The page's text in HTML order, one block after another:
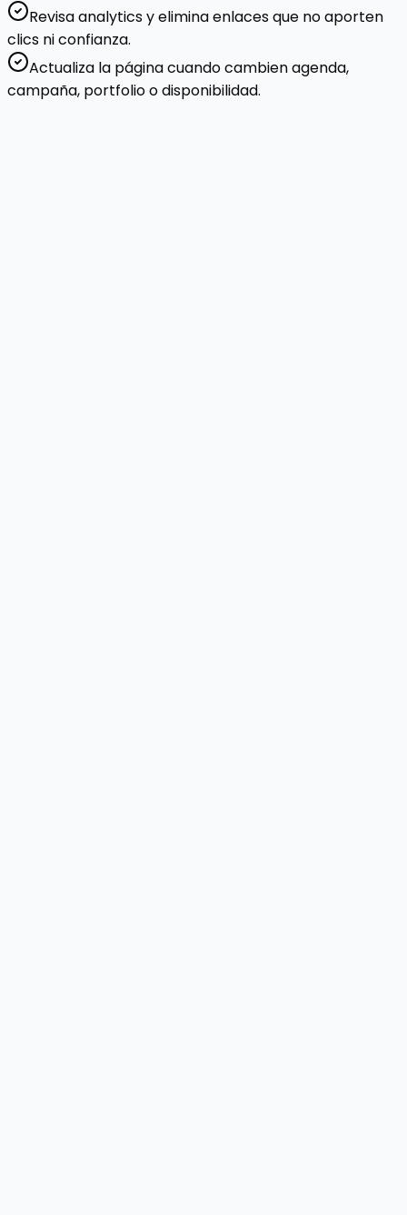
Revisa analytics y elimina enlaces que no aporten
clics ni confianza.
Actualiza la página cuando cambien agenda,
campaña, portfolio o disponibilidad.